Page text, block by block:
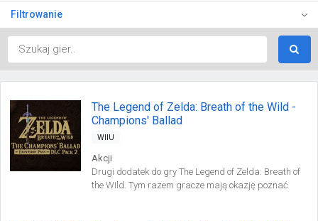
Filtrowanie
The Legend of Zelda: Breath of the Wild -
Champions' Ballad
WIIU
Akcji
Drugi dodatek do gry The Legend of Zelda: Breath of
the Wild. Tym razem gracze mają okazję poznać